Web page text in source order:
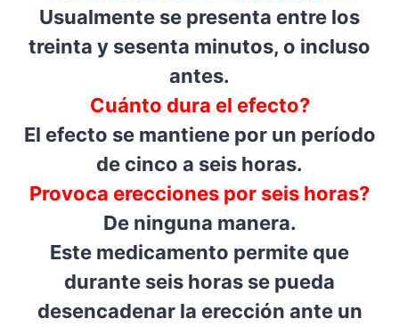
Usualmente se presenta entre los
treinta y sesenta minutos, o incluso
antes.
Cuánto dura el efecto?
El efecto se mantiene por un período
de cinco a seis horas.
Provoca erecciones por seis horas?
De ninguna manera.
Este medicamento permite que
durante seis horas se pueda
desencadenar la erección ante un